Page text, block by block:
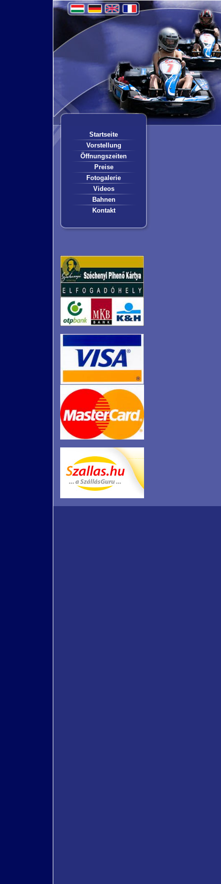
Startseite
Vorstellung
Öffnungszeiten
Preise
Fotogalerie
Videos
Bahnen
Kontakt